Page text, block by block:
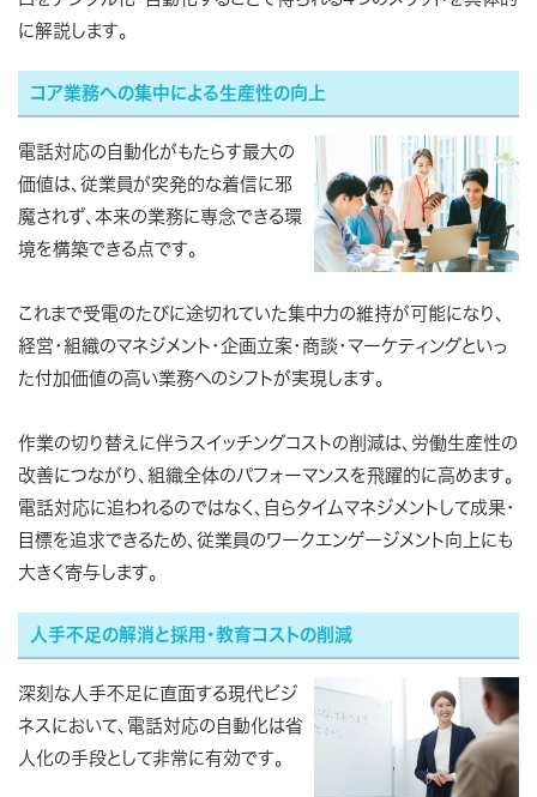
に解説します。
コア業務への集中による生産性の向上
電話対応の自動化がもたらす最大の
価値は、従業員が突発的な着信に邪
魔されず、本来の業務に専念できる環
境を構築できる点です。
これまで受電のたびに途切れていた集中力の維持が可能になり、
経営・組織のマネジメント・企画立案・商談・マーケティングといっ
た付加価値の高い業務へのシフトが実現します。
作業の切り替えに伴うスイッチングコストの削減は、労働生産性の
改善につながり、組織全体のパフォーマンスを飛躍的に高めます。
電話対応に追われるのではなく、自らタイムマネジメントして成果・
目標を追求できるため、従業員のワークエンゲージメント向上にも
大きく寄与します。
人手不足の解消と採用・教育コストの削減
深刻な人手不足に直面する現代ビジ
ネスにおいて、電話対応の自動化は省
人化の手段として非常に有効です。